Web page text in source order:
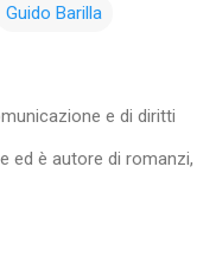
Guido Barilla
e di diritti
ed è autore di romanzi,